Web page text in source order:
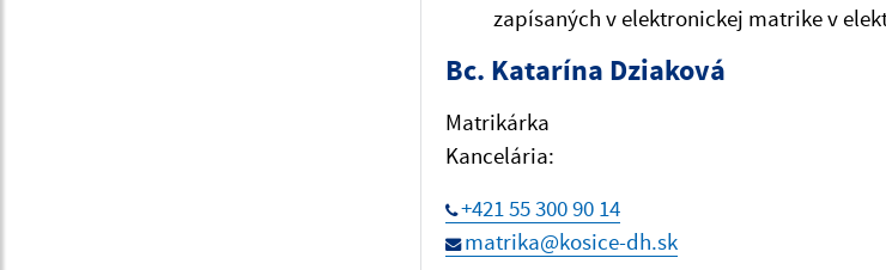
zapísaných v elektronickej matrike v
Bc. Katarína Dziaková
Matrikárka
Kancelária:
+421 55 300 90 14
matrika@kosice-dh.sk